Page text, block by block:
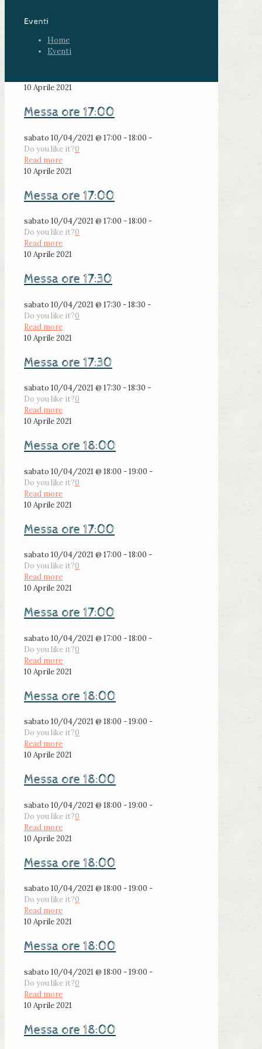
Eventi
Home
Eventi
10 Aprile 2021
Messa ore 17:00
sabato 10/04/2021 @ 17:00 - 18:00 -
Do you like it?0
Read more
10 Aprile 2021
Messa ore 17:00
sabato 10/04/2021 @ 17:00 - 18:00 -
Do you like it?0
Read more
10 Aprile 2021
Messa ore 17:30
sabato 10/04/2021 @ 17:30 - 18:30 -
Do you like it?0
Read more
10 Aprile 2021
Messa ore 17:30
sabato 10/04/2021 @ 17:30 - 18:30 -
Do you like it?0
Read more
10 Aprile 2021
Messa ore 18:00
sabato 10/04/2021 @ 18:00 - 19:00 -
Do you like it?0
Read more
10 Aprile 2021
Messa ore 17:00
sabato 10/04/2021 @ 17:00 - 18:00 -
Do you like it?0
Read more
10 Aprile 2021
Messa ore 17:00
sabato 10/04/2021 @ 17:00 - 18:00 -
Do you like it?0
Read more
10 Aprile 2021
Messa ore 18:00
sabato 10/04/2021 @ 18:00 - 19:00 -
Do you like it?0
Read more
10 Aprile 2021
Messa ore 18:00
sabato 10/04/2021 @ 18:00 - 19:00 -
Do you like it?0
Read more
10 Aprile 2021
Messa ore 18:00
sabato 10/04/2021 @ 18:00 - 19:00 -
Do you like it?0
Read more
10 Aprile 2021
Messa ore 18:00
sabato 10/04/2021 @ 18:00 - 19:00 -
Do you like it?0
Read more
10 Aprile 2021
Messa ore 18:00